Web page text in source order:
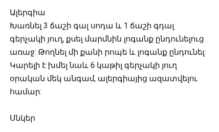
Ալերգիա
Խառնել 3 ճաշի գալ սոդա և 1 ճաշի գդալ
գերչակի յուղ, քսել մարմնին լոգանք ընդունելուց
առաջ: Թողնել մի քանի րոպե և լոգանք ընդունել:
Կարելի է խմել նաև 6 կաթիլ գերչակի յուղ
օրական մեկ անգամ, ալերգիայից ազատվելու
համար:
Սնկեր